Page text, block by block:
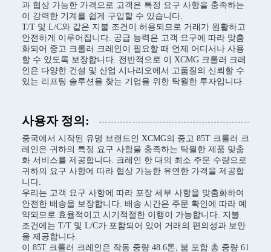
과 협상 가능한 가격으로 고객은 특정 요구 사항을 충족하는
이 강력한 기계를 쉽게 구입할 수 있습니다.
T/T 및 L/C와 같은 지불 조건이 허용되므로 거래가 원활하고
안전하게 이루어집니다. 공급 능력은 고객 요구에 따라 맞춤
화되어 중고 크롤러 크레인이 필요할 때 언제 어디서나 사용
할 수 있도록 보장합니다. 전반적으로 이 XCMG 크롤러 크레
인은 다양한 건설 및 산업 시나리오에서 고품질의 신뢰할 수
있는 리프팅 솔루션을 찾는 기업을 위한 탁월한 투자입니다.
사용자 정의:
중국에서 시작된 유명 브랜드인 XCMG의 중고 85T 크롤러 크
레인은 귀하의 특정 요구 사항을 충족하는 탁월한 제품 맞춤
화 서비스를 제공합니다. 크레인 한 대의 최소 주문 수량으로
귀하의 요구 사항에 따라 협상 가능한 유연한 가격을 제공합
니다.
우리는 고객 요구 사항에 따라 포장 세부 사항을 맞춤화하여
안전한 배송을 보장합니다. 배송 시간은 주문 확인에 따라 예
약되므로 효율적이고 시기적절한 이행이 가능합니다. 지불
조건에는 T/T 및 L/C가 포함되어 있어 거래의 편의성과 보안
을 제공합니다.
이 85T 크롤러 크레인은 작동 중량 48.6톤, 붐 포함 총 중량 61